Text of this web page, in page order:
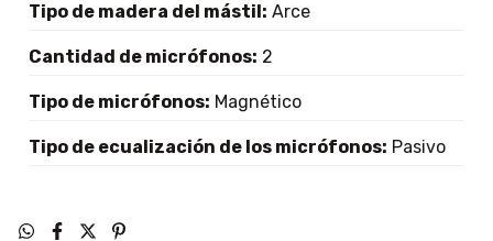
Tipo de madera del mástil: Arce
Cantidad de micrófonos: 2
Tipo de micrófonos: Magnético
Tipo de ecualización de los micrófonos: Pasivo